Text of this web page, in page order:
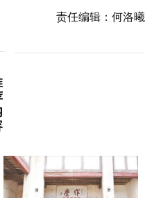
责任编辑：何洛曦